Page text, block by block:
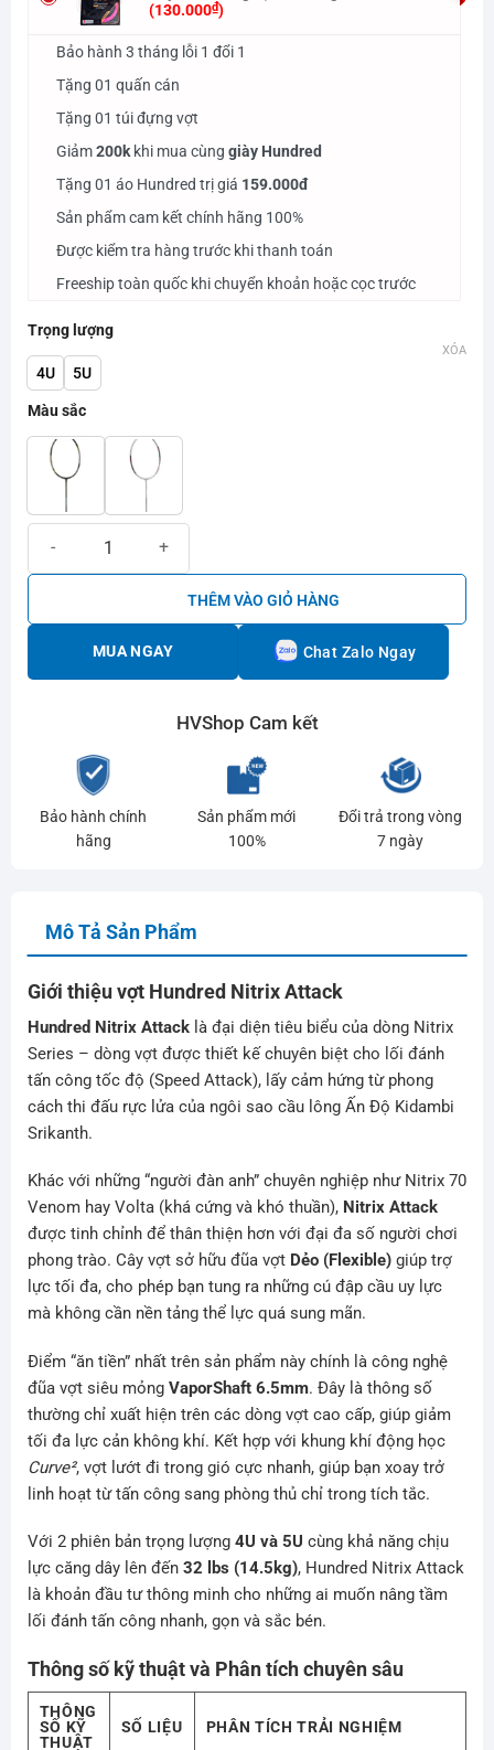
(130.000₫)
Bảo hành 3 tháng lỗi 1 đổi 1
Tặng 01 quấn cán
Tặng 01 túi đựng vợt
Giảm200kkhi mua cùng giày Hundred
Tặng 01 áo Hundred trị giá 159.000đ
Sản phẩm cam kết chính hãng 100%
Được kiểm tra hàng trước khi thanh toán
Freeship toàn quốc khi chuyển khoản hoặc cọc trước
Trọng lượng
4U 5U
Màu sắc
XÓA
THÊM VÀO GIỎ HÀNG
MUA NGAY Chat Zalo Ngay
HVShop Cam kết
Bảo hành chính
hãng
Sản phẩm mới
100%
Đổi trả trong vòng
7 ngày
Mô Tả Sản Phẩm
Giới thiệu vợt Hundred Nitrix Attack
Hundred Nitrix Attacklà đại diện tiêu biểu của dòng Nitrix
Series – dòng vợt được thiết kế chuyên biệt cho lối đánh
tấn công tốc độ (Speed Attack), lấy cảm hứng từ phong
cách thi đấu rực lửa của ngôi sao cầu lông Ấn Độ Kidambi
Srikanth.
Khác với những “người đàn anh” chuyên nghiệp như Nitrix 70
Venom hay Volta (khá cứng và khó thuần), Nitrix Attack
được tinh chỉnh để thân thiện hơn với đại đa số người chơi
phong trào. Cây vợt sở hữu đũa vợt Dẻo (Flexible)giúp trợ
lực tối đa, cho phép bạn tung ra những cú đập cầu uy lực
mà không cần nền tảng thể lực quá sung mãn.
Điểm “ăn tiền” nhất trên sản phẩm này chính là công nghệ
đũa vợt siêu mỏng VaporShaft 6.5mm. Đây là thông số
thường chỉ xuất hiện trên các dòng vợt cao cấp, giúp giảm
tối đa lực cản không khí. Kết hợp với khung khí động học
Curve², vợt lướt đi trong gió cực nhanh, giúp bạn xoay trở
linh hoạt từ tấn công sang phòng thủ chỉ trong tích tắc.
Với 2 phiên bản trọng lượng 4U và 5U cùng khả năng chịu
lực căng dây lên đến 32 lbs (14.5kg), Hundred Nitrix Attack
là khoản đầu tư thông minh cho những ai muốn nâng tầm
lối đánh tấn công nhanh, gọn và sắc bén.
Thông số kỹ thuật và Phân tích chuyên sâu
THÔNG
SỐ KỸ
THUẬT
SỐ LIỆU PHÂN TÍCH TRẢI NGHIỆM